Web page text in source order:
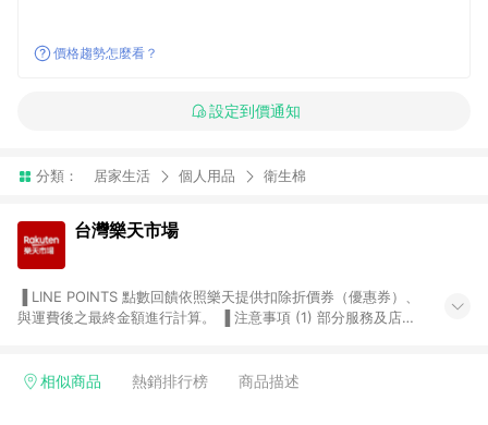
價格趨勢怎麼看？
設定到價通知
分類： 居家生活 個人用品 衛生棉
台灣樂天市場
與運費後之最終金額進行計算。 ▐ 注意事項 (1) 部分服務及店家
Smart mobile、神腦生活、JS巨盛、樂天KOBO電子書，請詳閱
相似商品 熱銷排行榜 商品描述